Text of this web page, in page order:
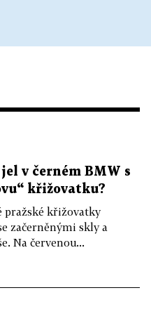
v černém BMW s
křižovatku?
pražské křižovatky
začerněnými skly a
Na červenou...